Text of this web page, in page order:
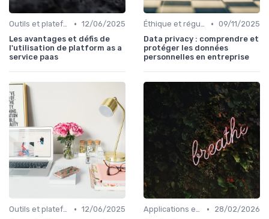
Outils et plateformes • 12/06/2025
Les avantages et défis de
l'utilisation de platform as a
service paas
Éthique et régulation • 09/11/2025
Data privacy : comprendre et
protéger les données
personnelles en entreprise
Outils et plateformes • 12/06/2025
Applications en entreprise •
28/02/2026